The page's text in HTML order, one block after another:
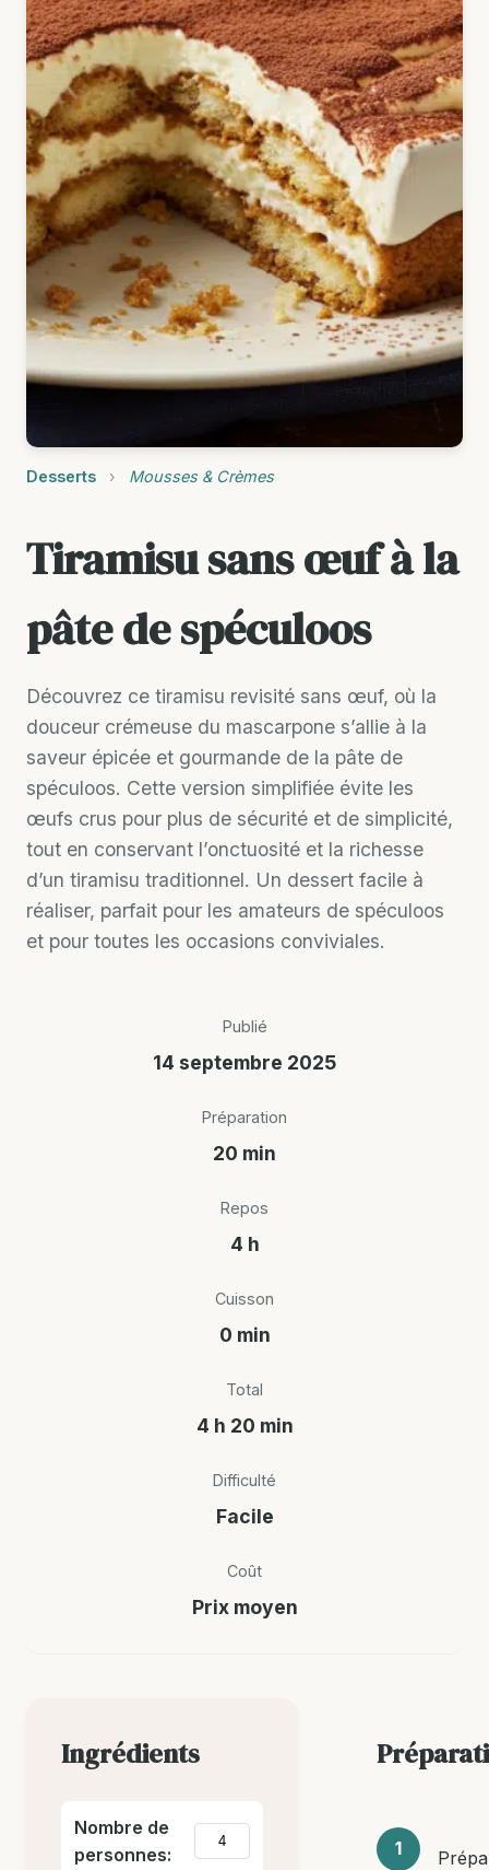
Desserts › Mousses & Crèmes
Tiramisu sans œuf à la
pâte de spéculoos
Découvrez ce tiramisu revisité sans œuf, où la
douceur crémeuse du mascarpone s’allie à la
saveur épicée et gourmande de la pâte de
spéculoos. Cette version simplifiée évite les
œufs crus pour plus de sécurité et de simplicité,
tout en conservant l’onctuosité et la richesse
d’un tiramisu traditionnel. Un dessert facile à
réaliser, parfait pour les amateurs de spéculoos
et pour toutes les occasions conviviales.
Publié
14 septembre 2025
Préparation
20 min
Repos
4 h
Cuisson
0 min
Total
4 h 20 min
Difficulté
Facile
Coût
Prix moyen
Ingrédients
Nombre de
personnes: